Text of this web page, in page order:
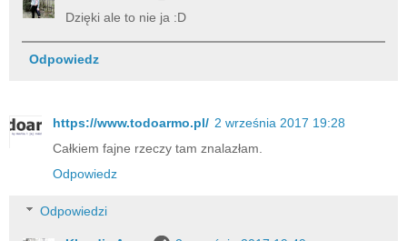
Dzięki ale to nie ja :D
Odpowiedz
https://www.todoarmo.pl/ 2 września 2017 19:28
Całkiem fajne rzeczy tam znalazłam.
Odpowiedz
Odpowiedzi